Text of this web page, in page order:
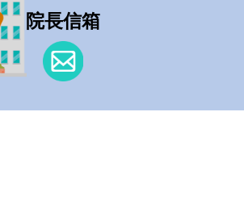
院長信箱